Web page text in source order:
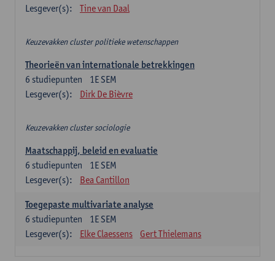
Lesgever(s):
Tine van Daal
Keuzevakken cluster politieke wetenschappen
Theorieën van internationale betrekkingen
1E SEM
6 studiepunten
Lesgever(s):
Dirk De Bièvre
Keuzevakken cluster sociologie
Maatschappij, beleid en evaluatie
1E SEM
6 studiepunten
Lesgever(s):
Bea Cantillon
Toegepaste multivariate analyse
1E SEM
6 studiepunten
Lesgever(s):
Elke Claessens Gert Thielemans